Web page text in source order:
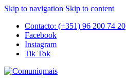
Skip to navigation Skip to content
Contacto: (+351) 96 200 74 20
Facebook
Instagram
Tik Tok